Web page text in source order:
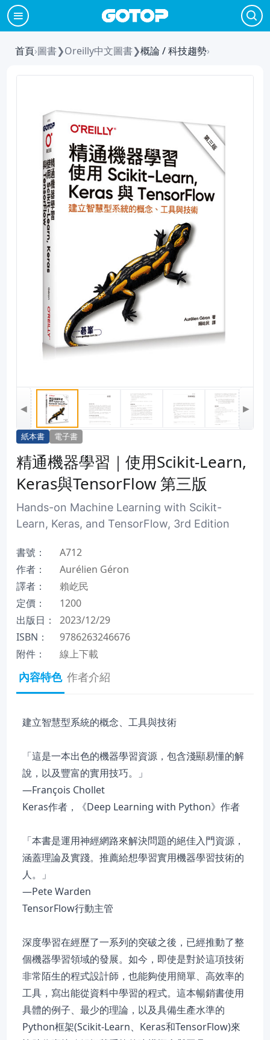
首頁›圖書❯Oreilly中文圖書❯概論 / 科技趨勢›
◀ ▶
紙本書 電子書
精通機器學習｜使用Scikit-Learn,
Keras與TensorFlow 第三版
Hands-on Machine Learning with Scikit-
Learn, Keras, and TensorFlow, 3rd Edition
書號：
A712
作者：
Aurélien Géron
譯者：
賴屹民
定價：
1200
出版日：
2023/12/29
ISBN：
9786263246676
附件：
線上下載
內容特色 作者介紹
建立智慧型系統的概念、工具與技術
「這是一本出色的機器學習資源，包含淺顯易懂的解
說，以及豐富的實用技巧。」
—François Chollet
Keras作者，《Deep Learning with Python》作者
「本書是運用神經網路來解決問題的絕佳入門資源，
涵蓋理論及實踐。推薦給想學習實用機器學習技術的
人。」
—Pete Warden
TensorFlow行動主管
深度學習在經歷了一系列的突破之後，已經推動了整
個機器學習領域的發展。如今，即使是對於這項技術
非常陌生的程式設計師，也能夠使用簡單、高效率的
工具，寫出能從資料中學習的程式。這本暢銷書使用
具體的例子、最少的理論，以及具備生產水準的
Python框架(Scikit-Learn、Keras和TensorFlow)來